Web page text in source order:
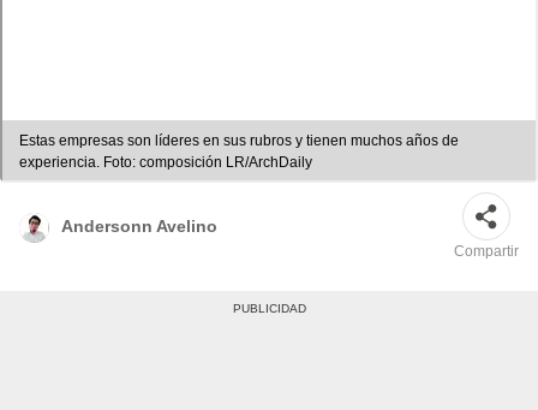
Estas empresas son líderes en sus rubros y tienen muchos años de
experiencia. Foto: composición LR/ArchDaily
Andersonn Avelino
Compartir